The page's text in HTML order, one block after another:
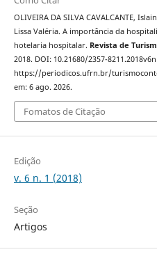
OLIVEIRA DA SILVA CAVALCANTE,
Lissa Valéria. A importância da
hotelaria hospitalar. Revista de
2018. DOI: 10.21680/2357-
https://periodicos.ufrn.br/
em: 6 ago. 2026.
Fomatos de Citação
Edição
v. 6 n. 1 (2018)
Seção
Artigos